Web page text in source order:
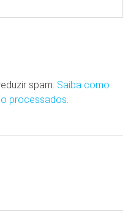
spam. Saiba como
processados